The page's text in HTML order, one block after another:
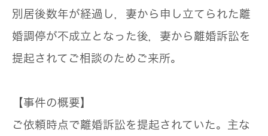
別居後数年が経過し，妻から申し立てられた離
婚調停が不成立となった後，妻から離婚訴訟を
提起されてご相談のためご来所。
【事件の概要】
ご依頼時点で離婚訴訟を提起されていた。主な